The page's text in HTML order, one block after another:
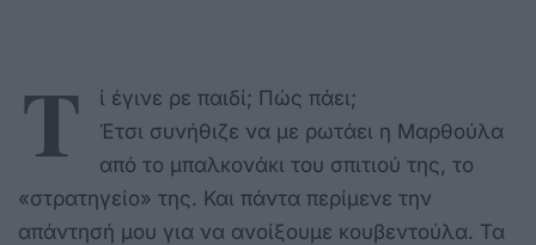
Τ ί έγινε ρε παιδί; Πώς πάει;
Έτσι συνήθιζε να με ρωτάει η Μαρθούλα
από το μπαλκονάκι του σπιτιού της, το
«στρατηγείο» της. Και πάντα περίμενε την
απάντησή μου για να ανοίξουμε κουβεντούλα. Τα